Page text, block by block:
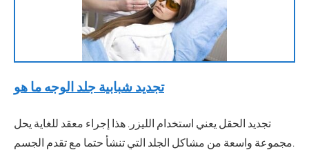
تجديد شبابية جلد الوجه ما هو
تجديد الحقل يعني استخدام الليزر. هذا إجراء معقد للغاية يحل
مجموعة واسعة من مشاكل الجلد التي تنشأ حتما مع تقدم الجسم.